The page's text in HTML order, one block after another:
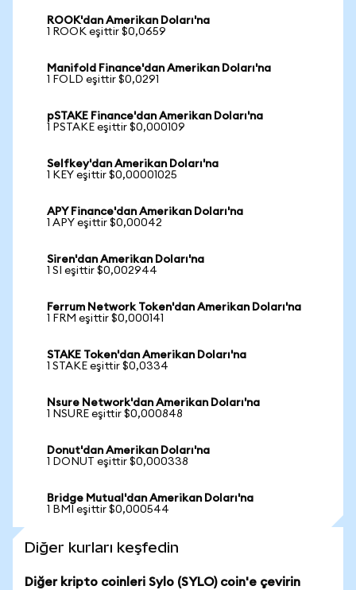
ROOK'dan Amerikan Doları'na
1 ROOK eşittir $0,0659
Manifold Finance'dan Amerikan Doları'na
1 FOLD eşittir $0,0291
pSTAKE Finance'dan Amerikan Doları'na
1 PSTAKE eşittir $0,000109
Selfkey'dan Amerikan Doları'na
1 KEY eşittir $0,00001025
APY Finance'dan Amerikan Doları'na
1 APY eşittir $0,00042
Siren'dan Amerikan Doları'na
1 SI eşittir $0,002944
Ferrum Network Token'dan Amerikan Doları'na
1 FRM eşittir $0,000141
STAKE Token'dan Amerikan Doları'na
1 STAKE eşittir $0,0334
Nsure Network'dan Amerikan Doları'na
1 NSURE eşittir $0,000848
Donut'dan Amerikan Doları'na
1 DONUT eşittir $0,000338
Bridge Mutual'dan Amerikan Doları'na
1 BMI eşittir $0,000544
Diğer kurları keşfedin
Diğer kripto coinleri Sylo (SYLO) coin'e çevirin